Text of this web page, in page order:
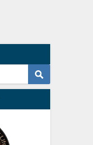
Dash Cam miniであおり運